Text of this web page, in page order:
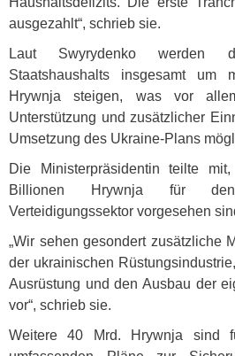
ausgezahlt“, schrieb sie.
Laut Swyrydenko werden
Staatshaushalts insgesamt um
Hrywnja steigen, was vor
Unterstützung und zusätzlicher
Umsetzung des Ukraine-Plans
Die Ministerpräsidentin teilte
Billionen Hrywnja für
Verteidigungssektor vorgesehen
„Wir sehen gesondert zusätzliche
der ukrainischen
Ausrüstung und den Ausbau der
vor“, schrieb sie.
Weitere 40 Mrd. Hrywnja sind